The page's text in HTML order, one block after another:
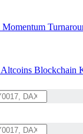
Blockchain